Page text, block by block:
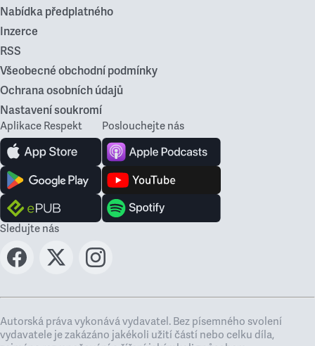
Nabídka předplatného
Inzerce
RSS
Všeobecné obchodní podmínky
Ochrana osobních údajů
Nastavení soukromí
Aplikace Respekt Poslouchejte nás
Sledujte nás
Autorská práva vykonává vydavatel. Bez písemného svolení
vydavatele je zakázáno jakékoli užití částí nebo celku díla,